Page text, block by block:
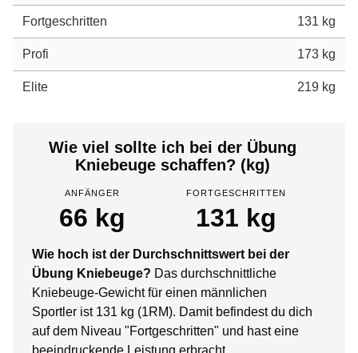
Fortgeschritten 131 kg
Profi 173 kg
Elite 219 kg
Wie viel sollte ich bei der Übung
Kniebeuge schaffen? (kg)
ANFÄNGER
66 kg
FORTGESCHRITTEN
131 kg
Wie hoch ist der Durchschnittswert bei der
Übung Kniebeuge? Das durchschnittliche
Kniebeuge-Gewicht für einen männlichen
Sportler ist 131 kg (1RM). Damit befindest du dich
auf dem Niveau "Fortgeschritten" und hast eine
beeindruckende Leistung erbracht.